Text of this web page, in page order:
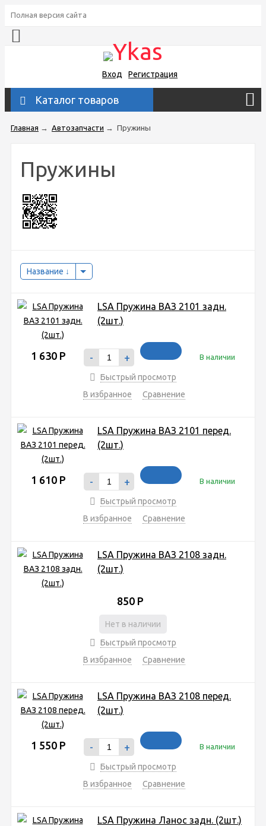
Полная версия сайта
Вход Регистрация
Каталог товаров
Главная → Автозапчасти → Пружины
Пружины
Название
LSA Пружина ВАЗ 2101 задн.
(2шт.)
1 630 Р - + В наличии
Быстрый просмотр
В избранное
Сравнение
LSA Пружина ВАЗ 2101 перед.
(2шт.)
1 610 Р - + В наличии
Быстрый просмотр
В избранное
Сравнение
LSA Пружина ВАЗ 2108 задн.
(2шт.)
850 Р
Нет в наличии
Быстрый просмотр
В избранное
Сравнение
LSA Пружина ВАЗ 2108 перед.
(2шт.)
1 550 Р - + В наличии
Быстрый просмотр
В избранное
Сравнение
LSA Пружина Ланос задн. (2шт.)